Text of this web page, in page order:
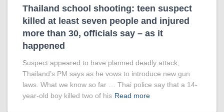
Thailand school shooting: teen suspect
killed at least seven people and injured
more than 30, officials say – as it
happened
Suspect appeared to have planned deadly attack,
Thailand’s PM says as he vows to introduce new gun
laws. What we know so far … Thai police say that a 14-
year-old boy killed two of his Read more